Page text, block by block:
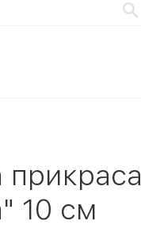
прикраса
10 см